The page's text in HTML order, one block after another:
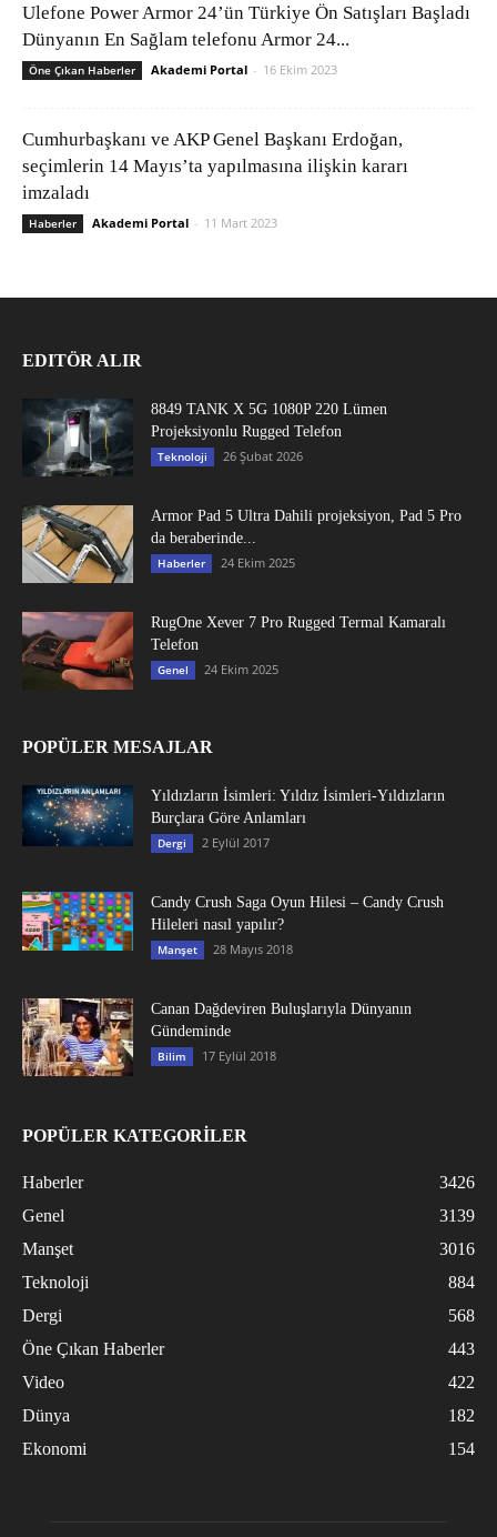
Ulefone Power Armor 24’ün Türkiye Ön Satışları Başladı
Dünyanın En Sağlam telefonu Armor 24...
Öne Çıkan Haberler Akademi Portal - 16 Ekim 2023
Cumhurbaşkanı ve AKP Genel Başkanı Erdoğan,
seçimlerin 14 Mayıs’ta yapılmasına ilişkin kararı
imzaladı
Haberler Akademi Portal - 11 Mart 2023
EDITÖR ALIR
8849 TANK X 5G 1080P 220 Lümen
Projeksiyonlu Rugged Telefon
Teknoloji 26 Şubat 2026
Armor Pad 5 Ultra Dahili projeksiyon, Pad 5 Pro
da beraberinde...
Haberler 24 Ekim 2025
RugOne Xever 7 Pro Rugged Termal Kamaralı
Telefon
Genel 24 Ekim 2025
POPÜLER MESAJLAR
Yıldızların İsimleri: Yıldız İsimleri-Yıldızların
Burçlara Göre Anlamları
Dergi 2 Eylül 2017
Candy Crush Saga Oyun Hilesi – Candy Crush
Hileleri nasıl yapılır?
Manşet 28 Mayıs 2018
Canan Dağdeviren Buluşlarıyla Dünyanın
Gündeminde
Bilim 17 Eylül 2018
POPÜLER KATEGORİLER
Haberler
3426
Genel
3139
Manşet
3016
Teknoloji
884
Dergi
568
Öne Çıkan Haberler
443
Video
422
Dünya
182
Ekonomi
154